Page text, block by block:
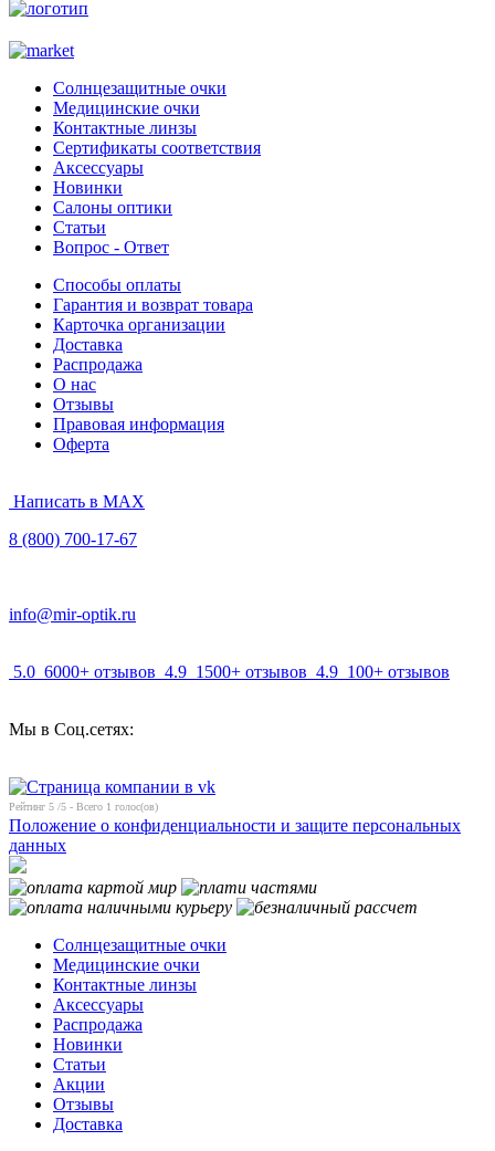
Солнцезащитные очки
Медицинские очки
Контактные линзы
Сертификаты соответствия
Аксессуары
Новинки
Салоны оптики
Статьи
Вопрос - Ответ
Способы оплаты
Гарантия и возврат товара
Карточка организации
Доставка
Распродажа
О нас
Отзывы
Правовая информация
Оферта
Написать в MAX
8 (800) 700-17-67
info@mir-optik.ru
5.0 6000+ отзывов 4.9 1500+ отзывов 4.9 100+ отзывов
Мы в Соц.сетях:
Рейтинг 5 /5 - Всего 1 голос(ов)
Положение о конфиденциальности и защите персональных
данных
Солнцезащитные очки
Медицинские очки
Контактные линзы
Аксессуары
Распродажа
Новинки
Статьи
Акции
Отзывы
Доставка